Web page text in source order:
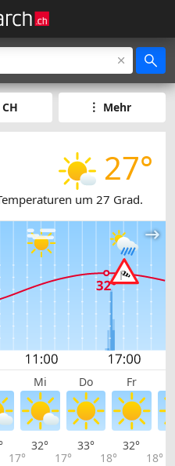
CH Mehr
27°
um 27 Grad.
Mi Do Fr
17°
32°
17°
33°
18°
32°
18°